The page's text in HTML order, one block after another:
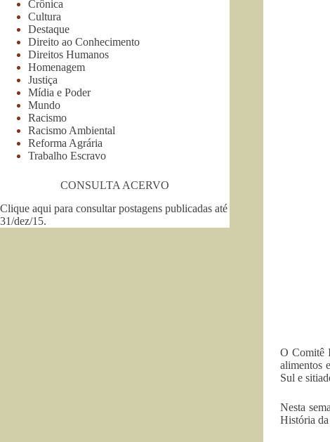
O Comitê
alimentos
Sul e
Nesta
História
Crônica
Cultura
Destaque
Direito ao Conhecimento
Direitos Humanos
Homenagem
Justiça
Mídia e Poder
Mundo
Racismo
Racismo Ambiental
Reforma Agrária
Trabalho Escravo
CONSULTA ACERVO
Clique aqui para consultar postagens publicadas até
31/dez/15.